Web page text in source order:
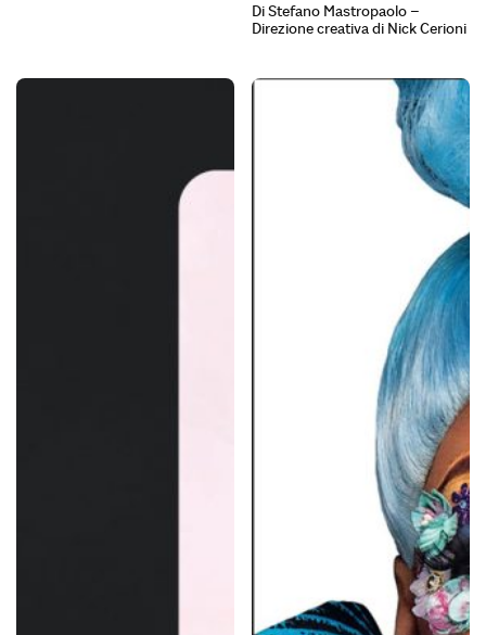
Di Stefano Mastropaolo –
Direzione creativa di Nick Cerioni